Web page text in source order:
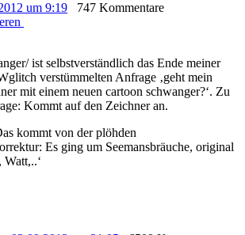
um 9:19
747 Kommentare
ist selbstverständlich das Ende meiner
verstümmelten Anfrage ‚geht mein
mit einem neuen cartoon schwanger?‘. Zu
Kommt auf den Zeichner an.
kommt von der plöhden
Es ging um Seemansbräuche, original
Watt,..‘